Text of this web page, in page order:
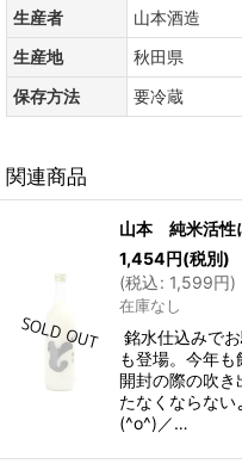
生産者
山本酒造
生産地
秋田県
保存方法
要冷蔵
関連商品
山本 純米活
1,454円(税別)
(税込: 1,599円)
在庫なし
銘水仕込みで
も登場。今年
開封の際の吹き
たなくならない
(^o^)／…